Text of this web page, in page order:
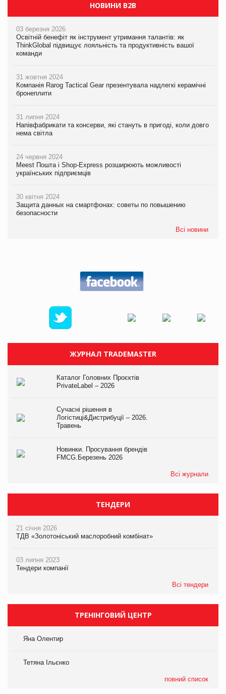
НОВИНИ B2B
03 березня 2026
Освітній бенефіт як інструмент утримання талантів: як
ThinkGlobal підвищує лояльність та продуктивність вашої
команди
31 жовтня 2024
Компанія Rarog Tactical Gear презентувала надлегкі керамічні
бронеплити
31 липня 2024
Напівфабрикати та консерви, які стануть в пригоді, коли довго
нема світла
24 червня 2024
Meest Пошта і Shop-Express розширюють можливості
українських підприємців
30 квітня 2024
Защита данных на смартфонах: советы по повышению
безопасности
Всі новини
ЖУРНАЛ TRADEMASTER
Каталог Головних Проєктів
PrivateLabel – 2026
Сучасні рішення в
Логістиці&Дистрибуції – 2026.
Травень
Новинки. Просування брендів
FMCG.Березень 2026
Всі журнали
ТЕНДЕРИ
21 січня 2026
ТДВ «Золотоніський маслоробний комбінат»
03 липня 2023
Тендери компанії
Всі тендери
ТРЕНІНГОВИЙ ЦЕНТР
Яна Олентир
Тетяна Ільєнко
повний список